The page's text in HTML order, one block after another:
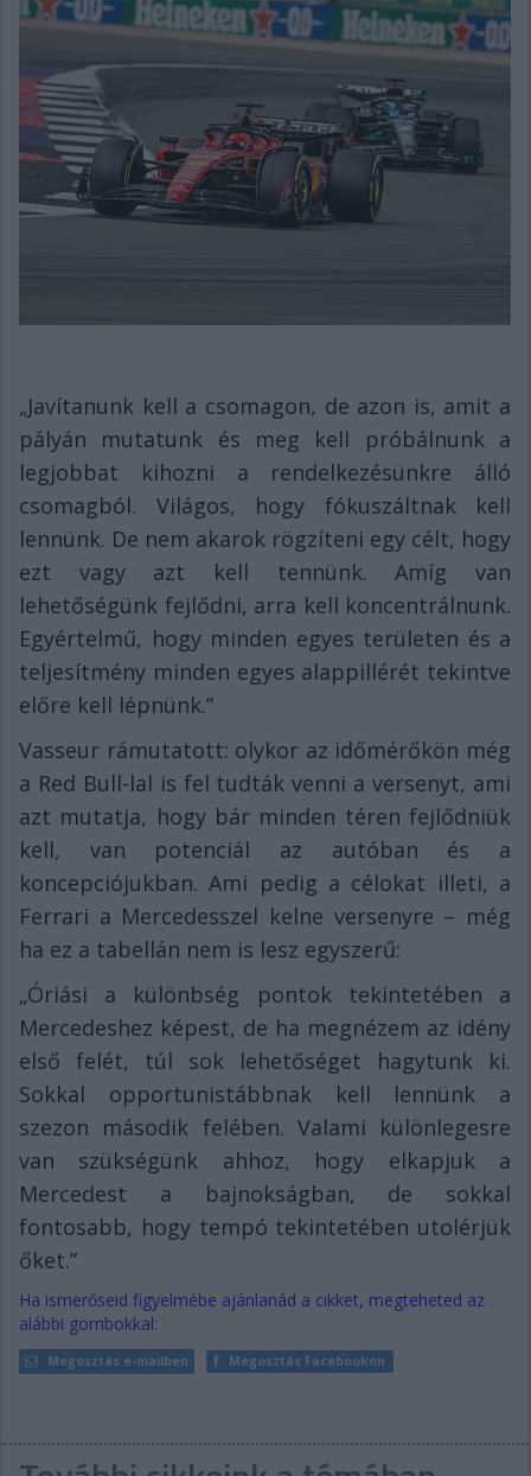
„Javítanunk kell a csomagon, de azon is, amit a
pályán mutatunk és meg kell próbálnunk a
legjobbat kihozni a rendelkezésünkre álló
csomagból. Világos, hogy fókuszáltnak kell
lennünk. De nem akarok rögzíteni egy célt, hogy
ezt vagy azt kell tennünk. Amíg van
lehetőségünk fejlődni, arra kell koncentrálnunk.
Egyértelmű, hogy minden egyes területen és a
teljesítmény minden egyes alappillérét tekintve
előre kell lépnünk.”
Vasseur rámutatott: olykor az időmérőkön még
a Red Bull-lal is fel tudták venni a versenyt, ami
azt mutatja, hogy bár minden téren fejlődniük
kell, van potenciál az autóban és a
koncepciójukban. Ami pedig a célokat illeti, a
Ferrari a Mercedesszel kelne versenyre – még
ha ez a tabellán nem is lesz egyszerű:
„Óriási a különbség pontok tekintetében a
Mercedeshez képest, de ha megnézem az idény
első felét, túl sok lehetőséget hagytunk ki.
Sokkal opportunistábbnak kell lennünk a
szezon második felében. Valami különlegesre
van szükségünk ahhoz, hogy elkapjuk a
Mercedest a bajnokságban, de sokkal
fontosabb, hogy tempó tekintetében utolérjük
őket.”
Ha ismerőseid figyelmébe ajánlanád a cikket, megteheted az
alábbi gombokkal:
Megosztás e-mailben Megosztás Facebookon